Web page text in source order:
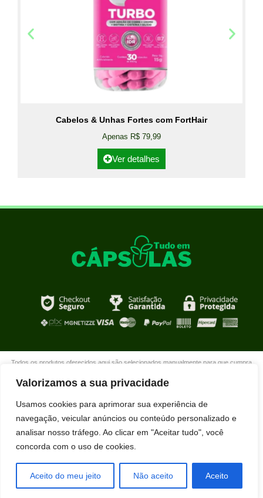
Valorizamos a sua privacidade
Usamos cookies para aprimorar sua experiência de
navegação, veicular anúncios ou conteúdo personalizado e
analisar nosso tráfego. Ao clicar em "Aceitar tudo", você
concorda com o uso de cookies.
Aceito do meu jeito Não aceito Aceito
Cabelos & Unhas Fortes com FortHair
Apenas R$ 79,99
Ver detalhes
Todos os produtos oferecidos aqui são selecionados manualmente para que cumpra
extraordinários para você que está realmente comprometido com sua mudança. Boas
Paulo Roberto Maciel da Silva acabou de
comprar SLIM GOTASLIM GOTA usando
nosso desconto exclusivo.